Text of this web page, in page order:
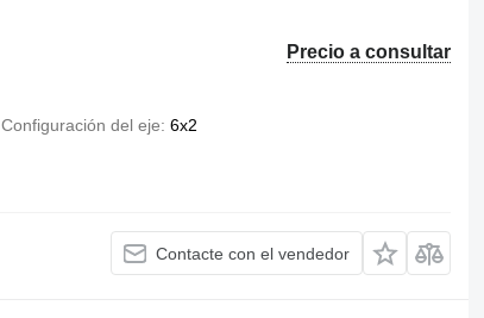
Precio a consultar
Configuración del eje 6x2
Contacte con el vendedor